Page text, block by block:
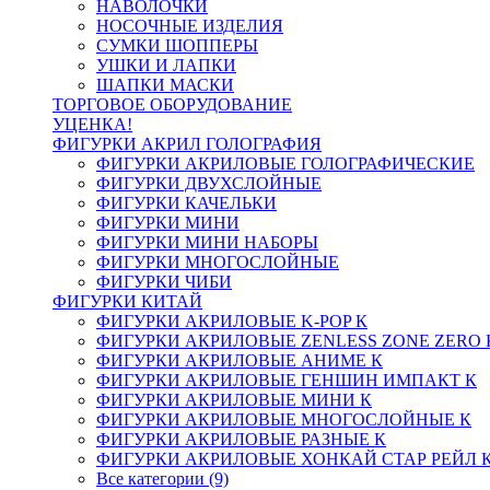
НАВОЛОЧКИ
НОСОЧНЫЕ ИЗДЕЛИЯ
СУМКИ ШОППЕРЫ
УШКИ И ЛАПКИ
ШАПКИ МАСКИ
ТОРГОВОЕ ОБОРУДОВАНИЕ
УЦЕНКА!
ФИГУРКИ АКРИЛ ГОЛОГРАФИЯ
ФИГУРКИ АКРИЛОВЫЕ ГОЛОГРАФИЧЕСКИЕ
ФИГУРКИ ДВУХСЛОЙНЫЕ
ФИГУРКИ КАЧЕЛЬКИ
ФИГУРКИ МИНИ
ФИГУРКИ МИНИ НАБОРЫ
ФИГУРКИ МНОГОСЛОЙНЫЕ
ФИГУРКИ ЧИБИ
ФИГУРКИ КИТАЙ
ФИГУРКИ АКРИЛОВЫЕ K-POP К
ФИГУРКИ АКРИЛОВЫЕ ZENLESS ZONE ZERO
ФИГУРКИ АКРИЛОВЫЕ АНИМЕ К
ФИГУРКИ АКРИЛОВЫЕ ГЕНШИН ИМПАКТ К
ФИГУРКИ АКРИЛОВЫЕ МИНИ К
ФИГУРКИ АКРИЛОВЫЕ МНОГОСЛОЙНЫЕ К
ФИГУРКИ АКРИЛОВЫЕ РАЗНЫЕ К
ФИГУРКИ АКРИЛОВЫЕ ХОНКАЙ СТАР РЕЙЛ
Все категории (9)